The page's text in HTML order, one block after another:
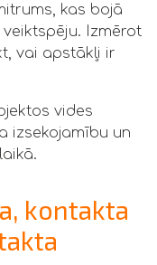
kas bojā
Izmērot
vai apstākļi ir
vides
izsekojamību un
kontakta